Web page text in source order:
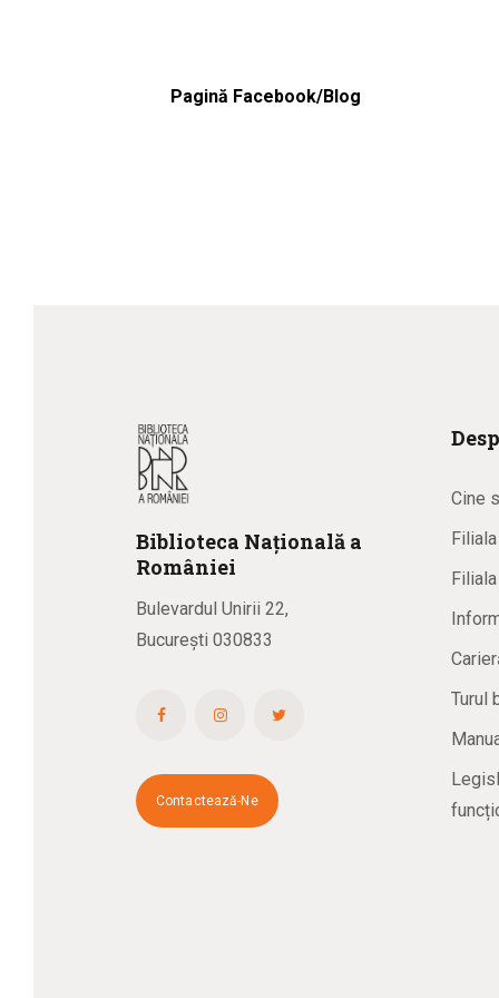
Pagină Facebook/Blog
Biblioteca Națională a
României
Bulevardul Unirii 22,
București 030833
Contactează-Ne
Cine
Turul